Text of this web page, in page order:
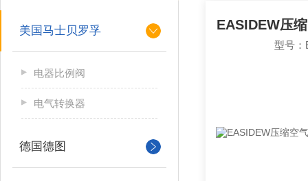
美国马士贝罗孚
电器比例阀
电气转换器
德国德图
型号：